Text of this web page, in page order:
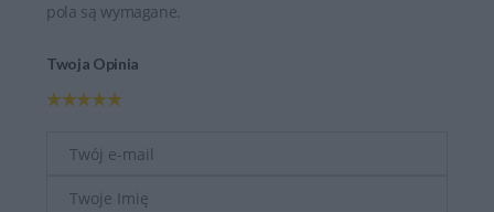
pola są wymagane.
Twoja Opinia